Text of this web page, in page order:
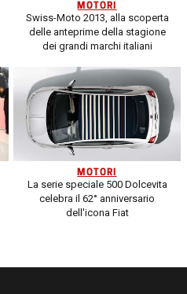
MOTORI
Swiss-Moto 2013, alla scoperta
delle anteprime della stagione
dei grandi marchi italiani
MOTORI
La serie speciale 500 Dolcevita
celebra il 62° anniversario
dell'icona Fiat